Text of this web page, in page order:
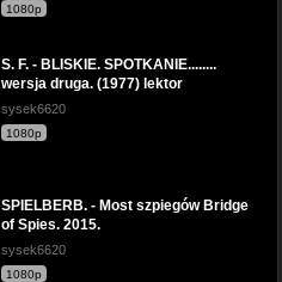
1080p
S. F. - BLISKIE. SPOTKANIE........
wersja druga. (1977) lektor
sysek6620
1080p
SPIELBERB. - Most szpiegów Bridge
of Spies. 2015.
sysek6620
1080p